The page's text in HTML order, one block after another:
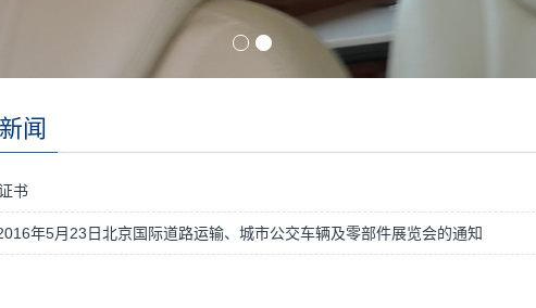
闻
书
年5月23日北京国际道路运输、城市公交车辆及零部件展览会的通知